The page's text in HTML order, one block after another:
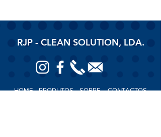
RJP - CLEAN SOLUTION, LDA.
HOMEPRODUTOSSOBRE CONTACTOS